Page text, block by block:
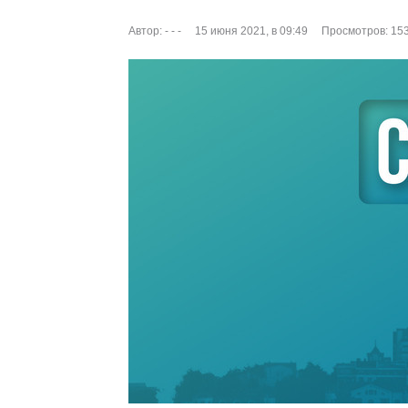
Автор: - - - 15 июня 2021, в 09:49 Просмотров: